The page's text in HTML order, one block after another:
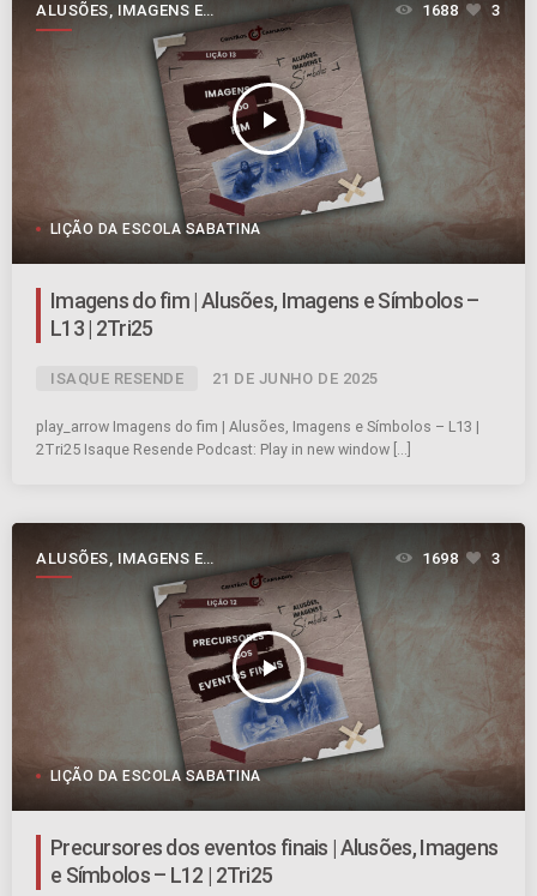
ALUSÕES, IMAGENS E
SÍMBOLOS
play_arrow
1688 3
LIÇÃO DA ESCOLA SABATINA
Imagens do fim | Alusões, Imagens e Símbolos –
L13 | 2Tri25
ISAQUE RESENDE 21 DE JUNHO DE 2025
play_arrow Imagens do fim | Alusões, Imagens e Símbolos – L13 |
2Tri25 Isaque Resende Podcast: Play in new window […]
ALUSÕES, IMAGENS E
SÍMBOLOS
play_arrow
1698 3
LIÇÃO DA ESCOLA SABATINA
Precursores dos eventos finais | Alusões, Imagens
e Símbolos – L12 | 2Tri25